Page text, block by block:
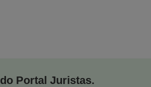
Portal Juristas.